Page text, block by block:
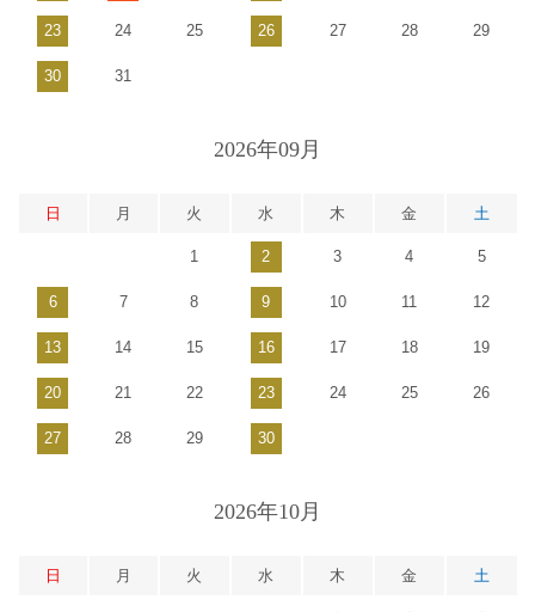
23 24 25 26 27 28 29
30 31
2026年09月
日 月 火 水 木 金 土
1 2 3 4 5
6 7 8 9 10 11 12
13 14 15 16 17 18 19
20 21 22 23 24 25 26
27 28 29 30
2026年10月
日 月 火 水 木 金 土